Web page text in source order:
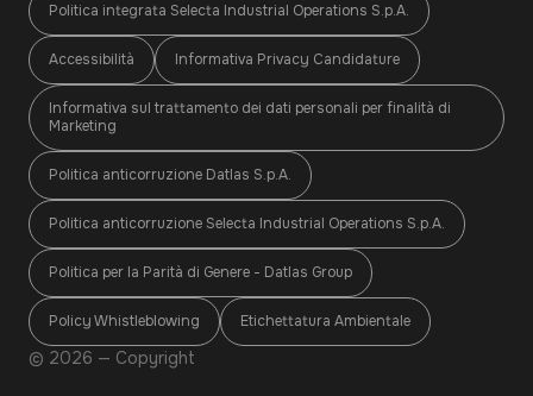
Politica integrata Selecta Industrial Operations S.p.A.
Accessibilità Informativa Privacy Candidature
Informativa sul trattamento dei dati personali per finalità di
Marketing
Politica anticorruzione Datlas S.p.A.
Politica anticorruzione Selecta Industrial Operations S.p.A.
Politica per la Parità di Genere - Datlas Group
Policy Whistleblowing Etichettatura Ambientale
© 2026 — Copyright